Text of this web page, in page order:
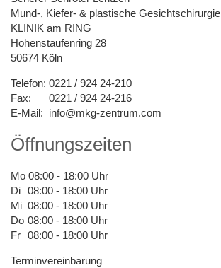
Mund-, Kiefer- & plastische Gesichtschirurgie
KLINIK am RING
Hohenstaufenring 28
50674 Köln
Telefon: 0221 / 924 24-210
Fax:
0221 / 924 24-216
E-Mail: info@mkg-zentrum.com
Öffnungszeiten
Mo 08:00 - 18:00 Uhr
Di 08:00 - 18:00 Uhr
Mi 08:00 - 18:00 Uhr
Do 08:00 - 18:00 Uhr
Fr 08:00 - 18:00 Uhr
Terminvereinbarung